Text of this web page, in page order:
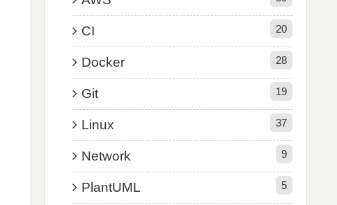
CI 20
Docker 28
Git 19
Linux 37
Network 9
PlantUML 5